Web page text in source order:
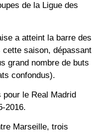
de la Ligue des
a atteint la barre des
cette saison, dépassant
grand nombre de buts
confondus).
le Real Madrid
2016.
Marseille, trois